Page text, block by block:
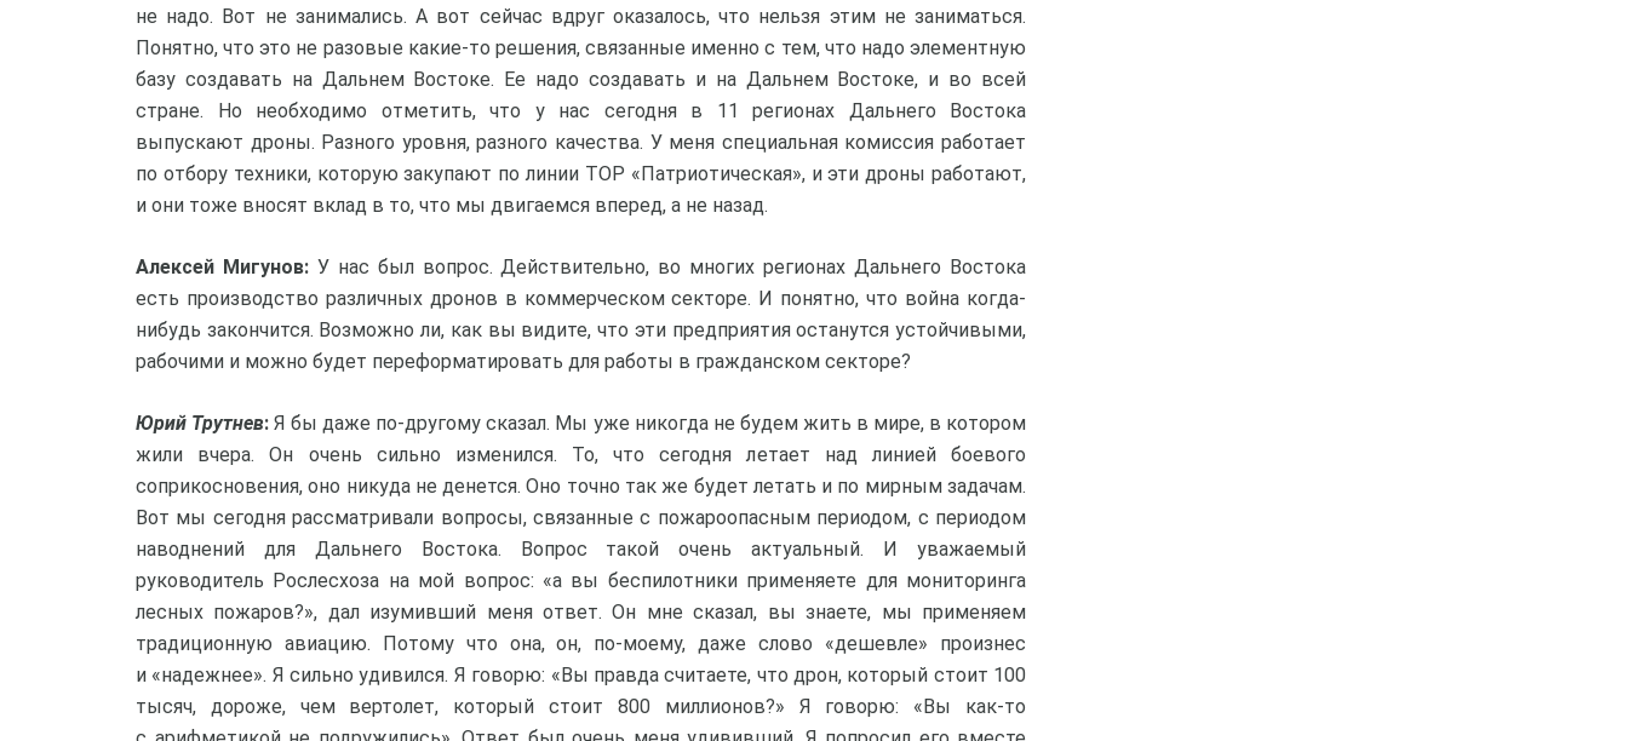
не надо. Вот не занимались. А вот сейчас вдруг оказалось, что нельзя этим не заниматься.
Понятно, что это не разовые какие-то решения, связанные именно с тем, что надо элементную
базу создавать на Дальнем Востоке. Ее надо создавать и на Дальнем Востоке, и во всей
стране. Но необходимо отметить, что у нас сегодня в 11 регионах Дальнего Востока
выпускают дроны. Разного уровня, разного качества. У меня специальная комиссия работает
по отбору техники, которую закупают по линии ТОР «Патриотическая», и эти дроны работают,
и они тоже вносят вклад в то, что мы двигаемся вперед, а не назад.
Алексей Мигунов: У нас был вопрос. Действительно, во многих регионах Дальнего Востока
есть производство различных дронов в коммерческом секторе. И понятно, что война когда-
нибудь закончится. Возможно ли, как вы видите, что эти предприятия останутся устойчивыми,
рабочими и можно будет переформатировать для работы в гражданском секторе?
Юрий Трутнев: Я бы даже по-другому сказал. Мы уже никогда не будем жить в мире, в котором
жили вчера. Он очень сильно изменился. То, что сегодня летает над линией боевого
соприкосновения, оно никуда не денется. Оно точно так же будет летать и по мирным задачам.
Вот мы сегодня рассматривали вопросы, связанные с пожароопасным периодом, с периодом
наводнений для Дальнего Востока. Вопрос такой очень актуальный. И уважаемый
руководитель Рослесхоза на мой вопрос: «а вы беспилотники применяете для мониторинга
лесных пожаров?», дал изумивший меня ответ. Он мне сказал, вы знаете, мы применяем
традиционную авиацию. Потому что она, он, по-моему, даже слово «дешевле» произнес
и «надежнее». Я сильно удивился. Я говорю: «Вы правда считаете, что дрон, который стоит 100
тысяч, дороже, чем вертолет, который стоит 800 миллионов?» Я говорю: «Вы как-то